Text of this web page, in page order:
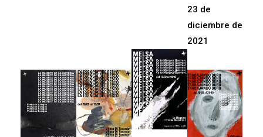
23 de
diciembre de
2021